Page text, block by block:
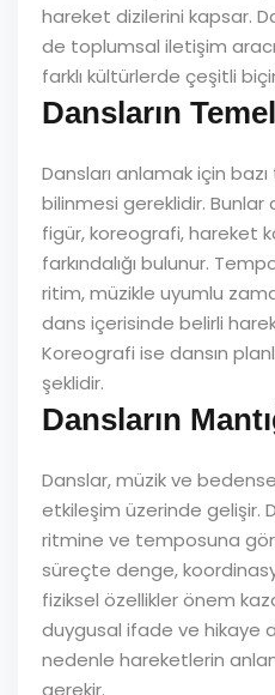
hareket dizilerini kapsar.
de toplumsal iletişim
farklı kültürlerde çeşitli
Dansların
Dansları anlamak için
bilinmesi gereklidir.
figür, koreografi, hareket
farkındalığı bulunur.
ritim, müzikle uyumlu
dans içerisinde belirli
Koreografi ise dansın
şeklidir.
Dansların
Danslar, müzik ve
etkileşim üzerinde gelişir.
ritmine ve temposuna
süreçte denge,
fiziksel özellikler önem
duygusal ifade ve hikaye
nedenle hareketlerin
gerekir.